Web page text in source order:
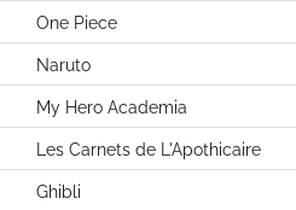
One Piece
Naruto
My Hero Academia
Les Carnets de L'Apothicaire
Ghibli